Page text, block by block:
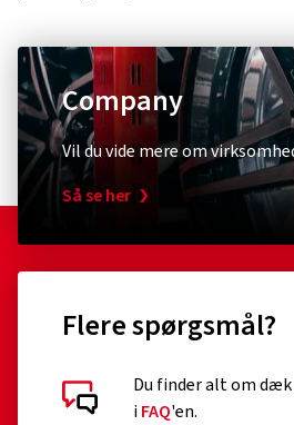
Company
Vil du vide mere om
Så se her
Flere spørgsmål?
Du finder alt om
iFAQ'en.